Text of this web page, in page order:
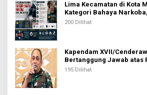
Lima Kecamatan di Kota
Kategori Bahaya
Tertinggi
200 Dilihat
Kapendam XVII/
Bertanggung Jawab atas
Pekerja di Tolikara
195 Dilihat